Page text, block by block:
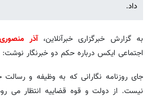
داد.
به گزارش خبرگزاری خبرآنلاین،آذر
اجتماعی ایکس درباره حکم دو خبرنگار نوشت:
جای روزنامه نگارانی که به وظیفه و
نیست. از دولت و قوه قضاییه انتظار می